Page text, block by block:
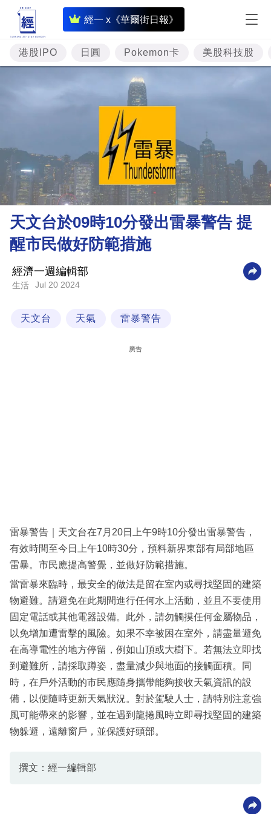
經一 x《華爾街日報》
即
時
財
經
樓
市
理
財
商
業
科
區
港股IPO 日圓 Pokemon卡 美股科技股
天文台於09時10分發出雷暴警告 提
醒市民做好防範措施
經濟一週編輯部
生活 Jul 20 2024
天文台 天氣 雷暴警告
廣告
雷暴警告｜天文台在7月20日上午9時10分發出雷暴警告，
有效時間至今日上午10時30分，預料新界東部有局部地區
雷暴。市民應提高警覺，並做好防範措施。
當雷暴來臨時，最安全的做法是留在室內或尋找堅固的建築
物避難。請避免在此期間進行任何水上活動，並且不要使用
固定電話或其他電器設備。此外，請勿觸摸任何金屬物品，
以免增加遭雷擊的風險。如果不幸被困在室外，請盡量避免
在高導電性的地方停留，例如山頂或大樹下。若無法立即找
到避難所，請採取蹲姿，盡量減少與地面的接觸面積。同
時，在戶外活動的市民應隨身攜帶能夠接收天氣資訊的設
備，以便隨時更新天氣狀況。對於駕駛人士，請特別注意強
風可能帶來的影響，並在遇到龍捲風時立即尋找堅固的建築
物躲避，遠離窗戶，並保護好頭部。
撰文：經一編輯部